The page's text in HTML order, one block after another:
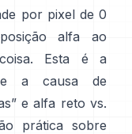
por pixel de 0
alfa ao
Esta é a
a causa de
e alfa reto vs.
prática sobre